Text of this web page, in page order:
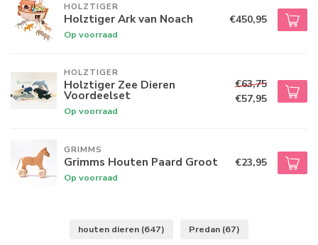
HOLZTIGER
Holztiger Ark van Noach
Op voorraad
€450,95
HOLZTIGER
Holztiger Zee Dieren
Voordeelset
Op voorraad
€63,75
€57,95
GRIMMS
Grimms Houten Paard Groot
Op voorraad
€23,95
houten dieren (647) Predan (67)